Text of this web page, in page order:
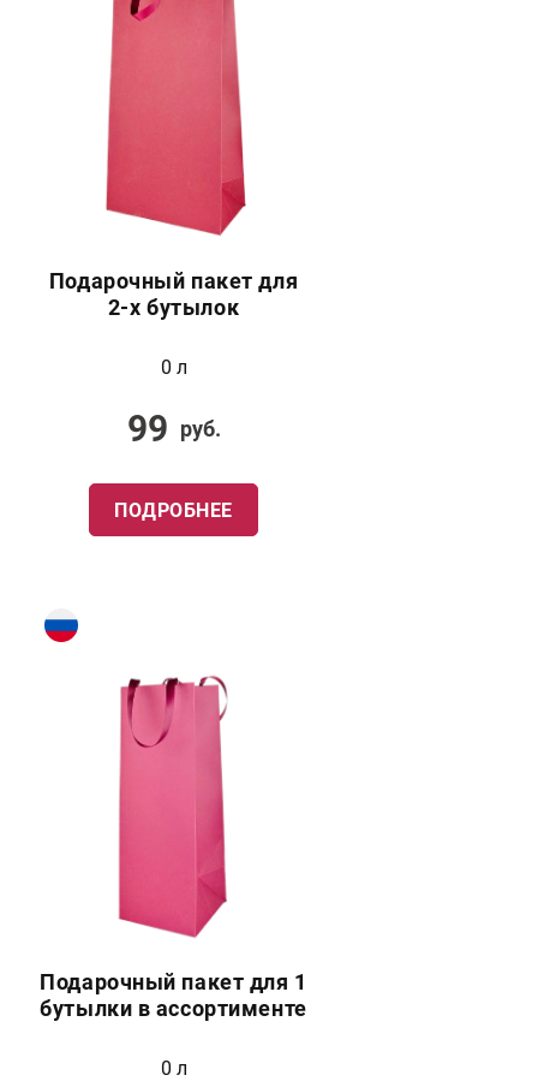
Подарочный пакет для
2-х бутылок
0 л
99 руб.
ПОДРОБНЕЕ
Подарочный пакет для 1
бутылки в ассортименте
0 л